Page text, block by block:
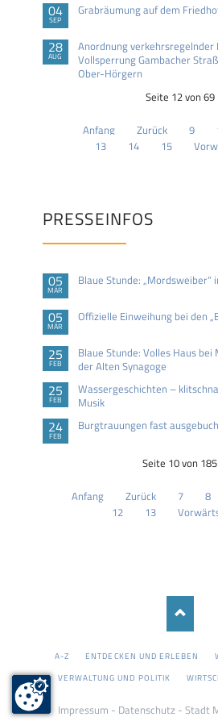
04
SEP
Grabräumung auf dem
28
AUG
Anordnung verkehrsregelnder
Vollsperrung Gambacher
Ober-Hörgern
Seite 12 von 69
Anfang Zurück 9
13
14 15
PRESSEINFOS
05
MÄR
Blaue Stunde: „Mordsweiber“
05
MÄR
Offizielle Einweihung bei den
25
FEB
Blaue Stunde: Volles Haus
der Alten Synagoge
25
FEB
Wassergeschichten –
Musik
24
FEB
Burgtrauungen fast
Seite 10 von 185
Anfang Zurück 7 8
12
13
NAVIGATION
A-Z ENTDECKEN UND ERLEBEN
VERWALTUNG UND POLITIK
Impressum - Datenschutz- Stadt